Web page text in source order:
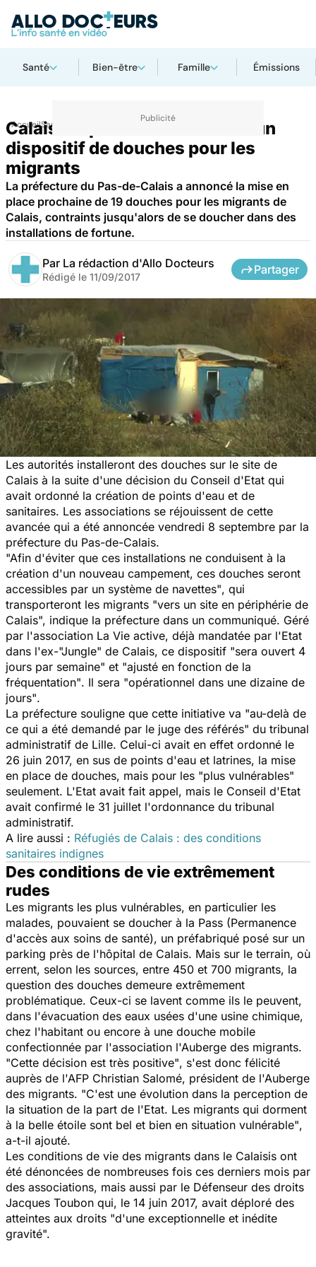
Santé Bien-être Famille Émissions
AccueilSanté
Calais : la préfecture annonce un
dispositif de douches pour les
migrants
La préfecture du Pas-de-Calais a annoncé la mise en
place prochaine de 19 douches pour les migrants de
Calais, contraints jusqu'alors de se doucher dans des
installations de fortune.
Par La rédaction d'Allo Docteurs
Rédigé le 11/09/2017
Partager
Les autorités installeront des douches sur le site de
Calais à la suite d'une décision du Conseil d'Etat qui
avait ordonné la création de points d'eau et de
sanitaires. Les associations se réjouissent de cette
avancée qui a été annoncée vendredi 8 septembre par la
préfecture du Pas-de-Calais.
"Afin d'éviter que ces installations ne conduisent à la
création d'un nouveau campement, ces douches seront
accessibles par un système de navettes", qui
transporteront les migrants "vers un site en périphérie de
Calais", indique la préfecture dans un communiqué. Géré
par l'association La Vie active, déjà mandatée par l'Etat
dans l'ex-"Jungle" de Calais, ce dispositif "sera ouvert 4
jours par semaine" et "ajusté en fonction de la
fréquentation". Il sera "opérationnel dans une dizaine de
jours".
La préfecture souligne que cette initiative va "au-delà de
ce qui a été demandé par le juge des référés" du tribunal
administratif de Lille. Celui-ci avait en effet ordonné le
26 juin 2017, en sus de points d'eau et latrines, la mise
en place de douches, mais pour les "plus vulnérables"
seulement. L'Etat avait fait appel, mais le Conseil d'Etat
avait confirmé le 31 juillet l'ordonnance du tribunal
administratif.
A lire aussi : Réfugiés de Calais : des conditions
sanitaires indignes
Des conditions de vie extrêmement
rudes
Les migrants les plus vulnérables, en particulier les
malades, pouvaient se doucher à la Pass (Permanence
d'accès aux soins de santé), un préfabriqué posé sur un
parking près de l'hôpital de Calais. Mais sur le terrain, où
errent, selon les sources, entre 450 et 700 migrants, la
question des douches demeure extrêmement
problématique. Ceux-ci se lavent comme ils le peuvent,
dans l'évacuation des eaux usées d'une usine chimique,
chez l'habitant ou encore à une douche mobile
confectionnée par l'association l'Auberge des migrants.
"Cette décision est très positive", s'est donc félicité
auprès de l'AFP Christian Salomé, président de l'Auberge
des migrants. "C'est une évolution dans la perception de
la situation de la part de l'Etat. Les migrants qui dorment
à la belle étoile sont bel et bien en situation vulnérable",
a-t-il ajouté.
Les conditions de vie des migrants dans le Calaisis ont
été dénoncées de nombreuses fois ces derniers mois par
des associations, mais aussi par le Défenseur des droits
Jacques Toubon qui, le 14 juin 2017, avait déploré des
atteintes aux droits "d'une exceptionnelle et inédite
gravité".